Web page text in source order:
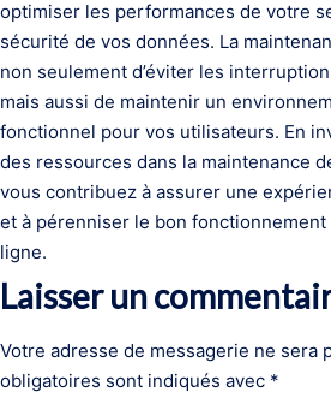
optimiser les performances de votre
sécurité de vos données. La
non seulement d’éviter les
mais aussi de maintenir un
fonctionnel pour vos utilisateurs. En
des ressources dans la maintenance
vous contribuez à assurer une
et à pérenniser le bon
ligne.
Laisser un
Votre adresse de messagerie ne sera
obligatoires sont indiqués avec *